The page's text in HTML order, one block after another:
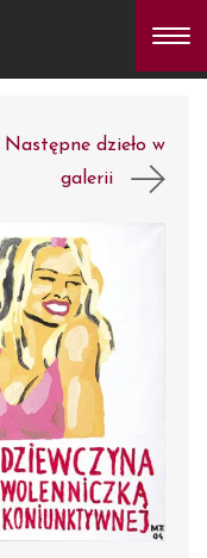
Następne dzieło w
galerii